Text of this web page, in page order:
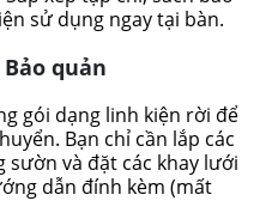
sử dụng ngay tại bàn.
quản
gói dạng linh kiện rời để
Bạn chỉ cần lắp các
và đặt các khay lưới
dẫn đính kèm (mất